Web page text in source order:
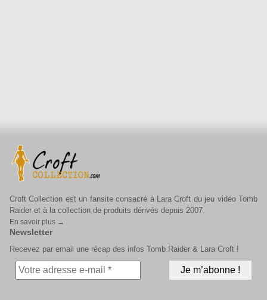
Croft Collection est un fansite consacré à Lara Croft du jeu vidéo Tomb
Raider et à la collection de produits dérivés depuis 2007.
En savoir plus →
Newsletter
Recevez par email une récap des infos Tomb Raider & Lara Croft !